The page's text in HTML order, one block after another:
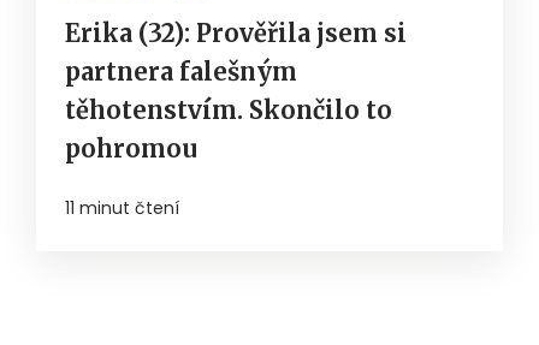
Erika (32): Prověřila jsem si
partnera falešným
těhotenstvím. Skončilo to
pohromou
11 minut čtení